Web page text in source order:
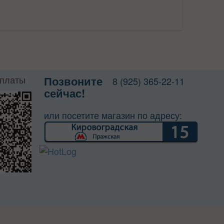
Позвоните
сейчас!
8 (925) 365-22-11
или посетите магазин по адресу: